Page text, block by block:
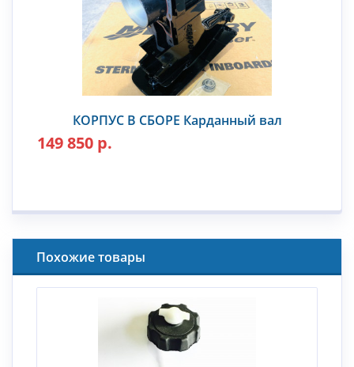
КОРПУС В СБОРЕ Карданный вал
149 850 р.
Похожие товары